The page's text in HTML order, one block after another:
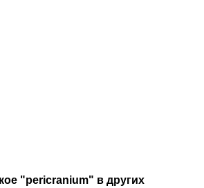
"pericranium" в других